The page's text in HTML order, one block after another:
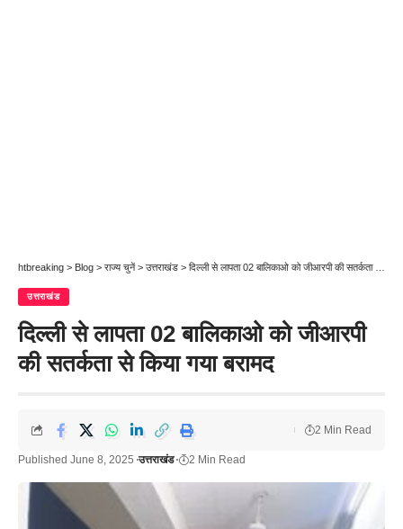
htbreaking > Blog > राज्य चुनें > उत्तराखंड > दिल्ली से लापता 02 बालिकाओ को जीआरपी की सतर्कता से किया गया बरामद
उत्तराखंड
दिल्ली से लापता 02 बालिकाओ को जीआरपी
की सतर्कता से किया गया बरामद
Published June 8, 2025 उत्तराखंड 2 Min Read
2 Min Read